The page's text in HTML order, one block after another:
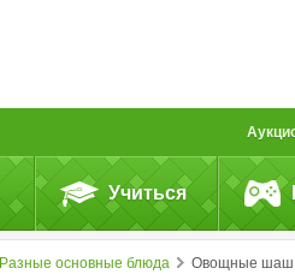
Учиться
Разные основные блюда Овощные шашлычки &laquo;Пикничок&raquo;